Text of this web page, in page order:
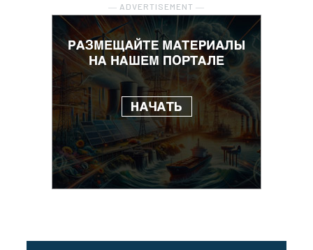
― ADVERTISEMENT ―